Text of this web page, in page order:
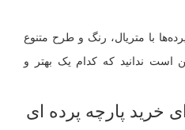
با متریال، رنگ و طرح متنوع
است ندانید که کدام یک بهتر و